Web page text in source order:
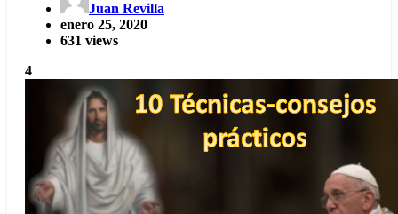
Juan Revilla
enero 25, 2020
631 views
4